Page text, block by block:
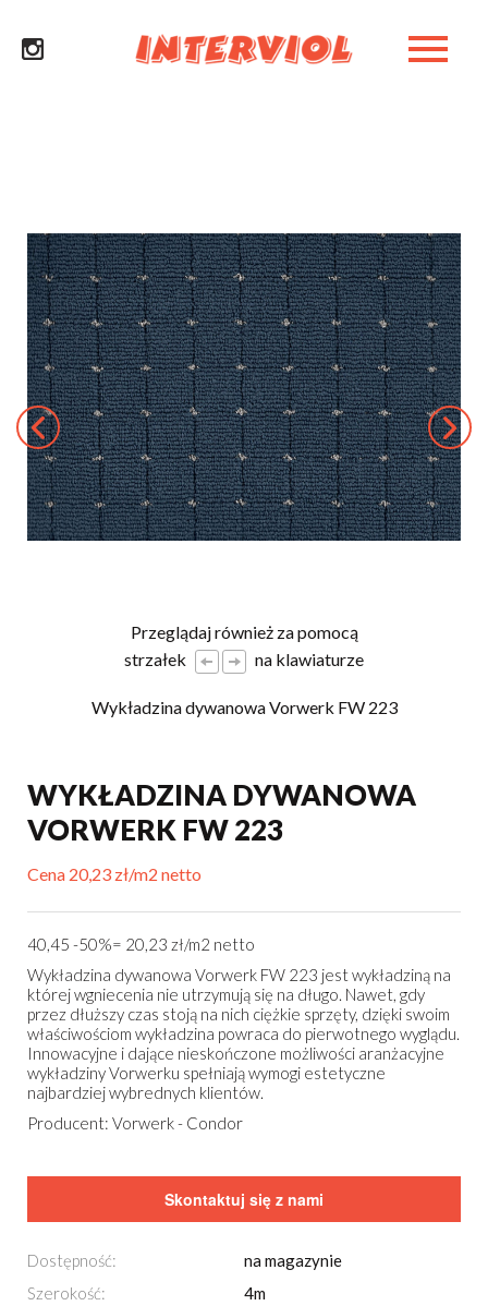
Przeglądaj również za pomocą
strzałek
na klawiaturze
Wykładzina dywanowa Vorwerk FW 223
WYKŁADZINA DYWANOWA
VORWERK FW 223
Cena 20,23 zł/m2 netto
40,45 -50%= 20,23 zł/m2 netto
Wykładzina dywanowa Vorwerk FW 223 jest wykładziną na
której wgniecenia nie utrzymują się na długo. Nawet, gdy
przez dłuższy czas stoją na nich ciężkie sprzęty, dzięki swoim
właściwościom wykładzina powraca do pierwotnego wyglądu.
Innowacyjne i dające nieskończone możliwości aranżacyjne
wykładziny Vorwerku spełniają wymogi estetyczne
najbardziej wybrednych klientów.
Producent: Vorwerk - Condor
Skontaktuj się z nami
Dostępność:
na magazynie
Szerokość:
4m